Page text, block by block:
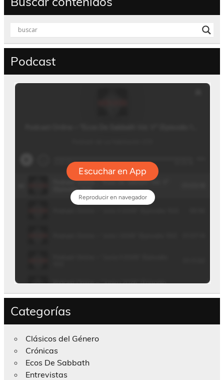
Podcast
Categorías
Clásicos del Género
Crónicas
Ecos De Sabbath
Entrevistas